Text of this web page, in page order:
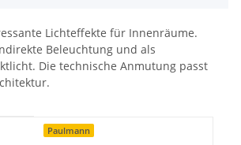
Lichteffekte für Innenräume.
Beleuchtung und als
Die technische Anmutung passt
Paulmann